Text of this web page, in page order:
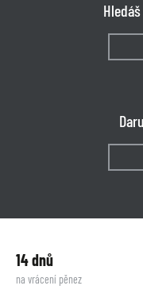
14 dnů
na vrácení pěnez